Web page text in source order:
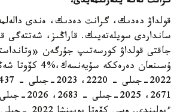
قولداۋ دەدىك، گرانت دەدىك، ەندى
سانداردى سويلەتەيىك. قاراڭىز، شەتتەگى
جاقتى قولداۋ كورسەتىپ جۇرگەن
ۇسىنعان دەرەككە